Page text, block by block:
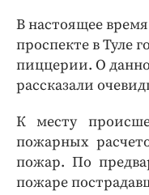
В настоящее
проспекте в Туле
пиццерии. О
рассказали
К месту
пожарных
пожар. По
пожаре